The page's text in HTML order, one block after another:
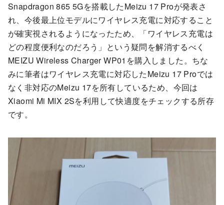
Snapdragon 865 5Gを搭載したMeizu 17 Proが発表さ
れ、今後最上位モデルにワイヤレス充電に対応すること
が確実視されるようになったため、「ワイヤレス充電は
どの程度便利なのだろう」という疑問を解消するべく
MEIZU Wireless Charger WP01を購入しました。ちな
みに筆者はワイヤレス充電に対応したMeizu 17 Proでは
なく非対応のMeizu 17を所有しているため、今回は
Xiaomi Mi MIX 2Sを利用して快適度をチェックする所存
です。